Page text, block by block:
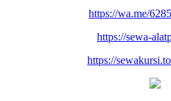
https://wa.me/
https://sewa-
https://